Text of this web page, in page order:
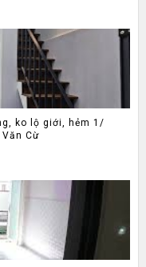
ko lộ giới, hẻm 1/
Cừ